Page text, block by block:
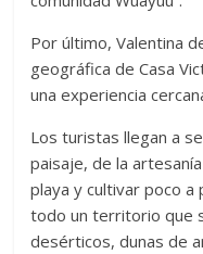
Por último, Valentina
geográfica de Casa
una experiencia
Los turistas llegan a
paisaje, de la
playa y cultivar poco
todo un territorio que
desérticos, dunas de